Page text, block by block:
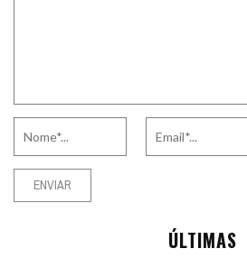
ÚLTIMAS